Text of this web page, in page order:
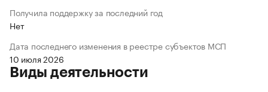
Получила поддержку за последний год
Нет
Дата последнего изменения в реестре субъектов МСП
10 июля 2026
Виды деятельности